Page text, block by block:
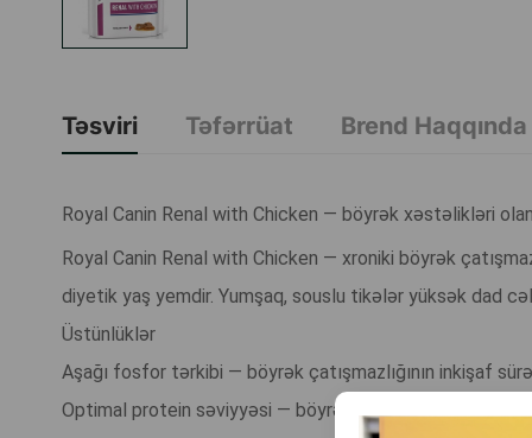
Təsviri Təfərrüat Brend Haqqında
Royal Canin Renal with Chicken — böyrək xəstəlikləri
Royal Canin Renal with Chicken — xroniki böyrək
diyetik yaş yemdir. Yumşaq, souslu tikələr yüksək dad
Üstünlüklər
Aşağı fosfor tərkibi — böyrək çatışmazlığının inkişaf
Optimal protein səviyyəsi — böyrəklərə düşən yükü